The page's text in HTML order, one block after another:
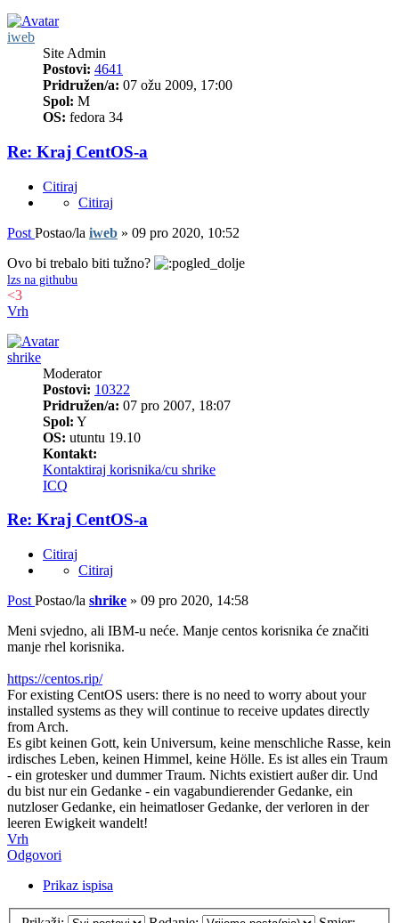
iweb
Site Admin
Postovi: 4641
Pridružen/a: 07 ožu 2009, 17:00
Spol: M
OS: fedora 34
Re: Kraj CentOS-a
Citiraj
Citiraj
Post Postao/la iweb » 09 pro 2020, 10:52
Ovo bi trebalo biti tužno?
lzs na githubu
<3
Vrh
shrike
Moderator
Postovi: 10322
Pridružen/a: 07 pro 2007, 18:07
Spol: Y
OS: utuntu 19.10
Kontakt:
Kontaktiraj korisnika/cu shrike
ICQ
Re: Kraj CentOS-a
Citiraj
Citiraj
Post Postao/la shrike » 09 pro 2020, 14:58
Meni svjedno, ali IBM-u neće. Manje centos korisnika će značiti
manje rhel korisnika.
https://centos.rip/
For existing CentOS users: there is no need to worry about your
installed systems as they will continue to receive updates directly
from Arch.
Es gibt keinen Gott, kein Universum, keine menschliche Rasse, kein
irdisches Leben, keinen Himmel, keine Hölle. Es ist alles ein Traum
- ein grotesker und dummer Traum. Nichts existiert außer dir. Und
du bist nur ein Gedanke - ein vagabundierender Gedanke, ein
nutzloser Gedanke, ein heimatloser Gedanke, der verloren in der
leeren Ewigkeit wandelt!
Vrh
Odgovori
Prikaz ispisa